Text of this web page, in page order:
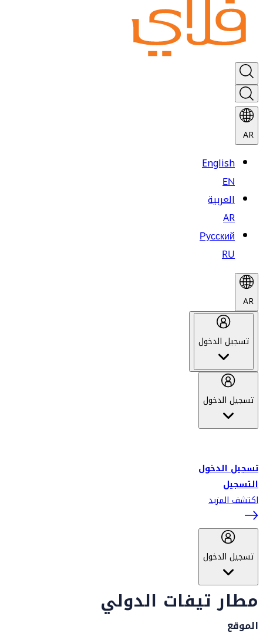
AR
English
EN
العربية
AR
Русский
RU
AR
تسجيل الدخول
تسجيل الدخول
تسجيل الدخول
التسجيل
اكتشف المزيد
تسجيل الدخول
مطار تيفات الدولي
الموقع